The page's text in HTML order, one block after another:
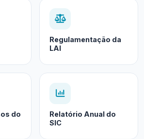
Regulamentação da
LAI
do
Relatório Anual do
SIC